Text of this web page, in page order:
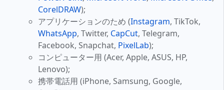
CorelDRAW);
アプリケーションのため (Instagram, TikTok,
WhatsApp, Twitter, CapCut, Telegram,
Facebook, Snapchat, PixelLab);
コンピューター用 (Acer, Apple, ASUS, HP,
Lenovo);
携帯電話用 (iPhone, Samsung, Google,